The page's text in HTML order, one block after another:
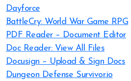
Dayforce
BattleCry: World War Game RPG
PDF Reader – Document Editor
Doc Reader: View All Files
Docusign – Upload & Sign Docs
Dungeon Defense Survivor.io